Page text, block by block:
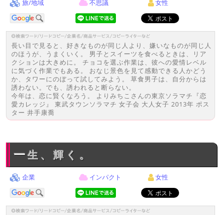
旅/地域 不思議 女性
長い目で見ると、好きなものが同じ人より、嫌いなものが同じ人
のほうが、うまくいく。 男子とスイーツを食べるときは、リア
クションは大きめに。 チョコを選ぶ作業は、彼への愛情レベル
に気づく作業でもある。 おなじ景色を見て感動できる人かどう
か、タワーにのぼって試してみよう。 草食男子は、自分からは
誘わない。でも、誘われると断らない。
今年は、恋に賢くなろう。 よりみちこさんの東京ソラマチ『恋
愛カレッジ』 東武タウンソラマチ 女子会 大人女子 2013年 ポス
ター 井手康喬
一生、輝く。
企業 インパクト 女性